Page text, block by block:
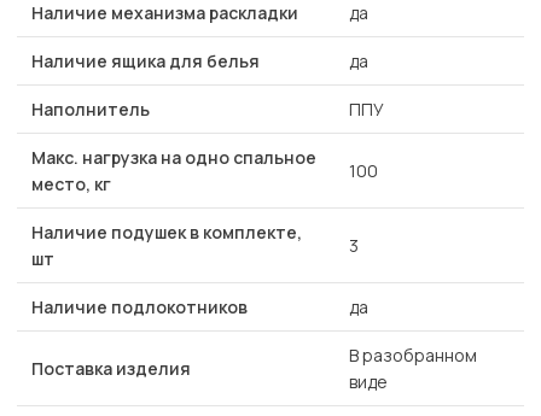
Наличие механизма раскладки да
Наличие ящика для белья да
Наполнитель ППУ
Макс. нагрузка на одно спальное
место, кг
100
Наличие подушек в комплекте,
шт
3
Наличие подлокотников да
Поставка изделия
В разобранном
виде